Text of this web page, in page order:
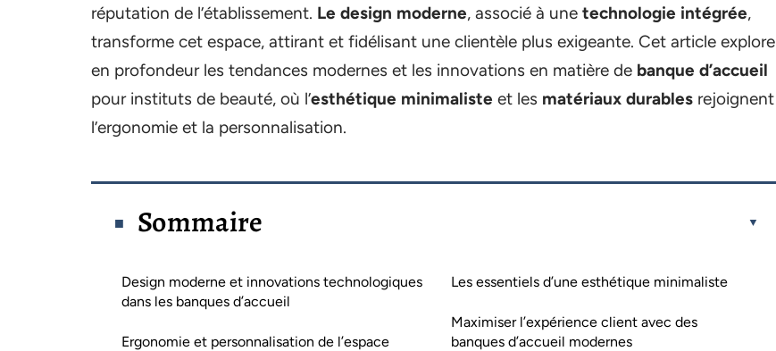
réputation de l’établissement. Le design moderne, associé à une technologie intégrée,
transforme cet espace, attirant et fidélisant une clientèle plus exigeante. Cet article explore
en profondeur les tendances modernes et les innovations en matière de banque d’accueil
pour instituts de beauté, où l’esthétique minimaliste et les matériaux durables rejoignent
l’ergonomie et la personnalisation.
Sommaire
Design moderne et innovations technologiques
dans les banques d’accueil
Ergonomie et personnalisation de l’espace
Les essentiels d’une esthétique minimaliste
Maximiser l’expérience client avec des
banques d’accueil modernes